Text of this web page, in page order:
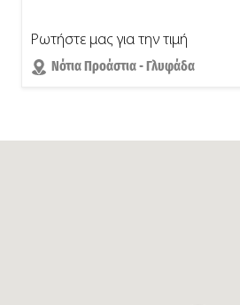
Ρωτήστε μας για την τιμή
Νότια Προάστια - Γλυφάδα